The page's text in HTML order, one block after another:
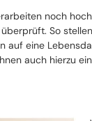
noch
So
auf eine
auch hierzu